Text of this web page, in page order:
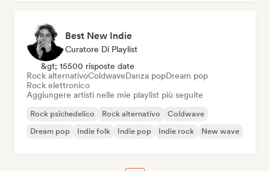
Best New Indie
Curatore Di Playlist
&gt; 15500 risposte date
Rock alternativoColdwaveDanza popDream pop
Rock elettronico
Aggiungere artisti nelle mie playlist più seguite
Rock psichedelico Rock alternativo
Coldwave
Dream pop
Indie folk Indie pop Indie rock New wave